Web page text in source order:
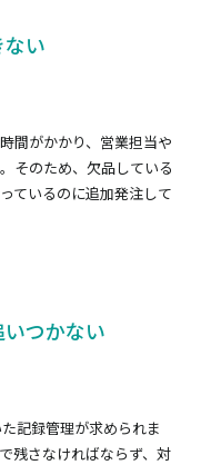
い
間がかかり、営業担当や
そのため、欠品している
ているのに追加発注して
つかない
記録管理が求められま
残さなければならず、対